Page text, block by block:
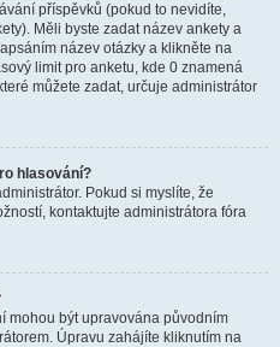
příspěvků (pokud to nevidíte,
Měli byste zadat název ankety a
název otázky a klikněte na
limit pro anketu, kde 0 znamená
můžete zadat, určuje administrátor
hlasování?
Pokud si myslíte, že
kontaktujte administrátora fóra
mohou být upravována původním
Úpravu zahájíte kliknutím na